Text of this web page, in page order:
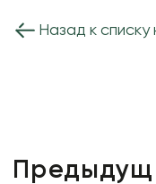
Назад к списку